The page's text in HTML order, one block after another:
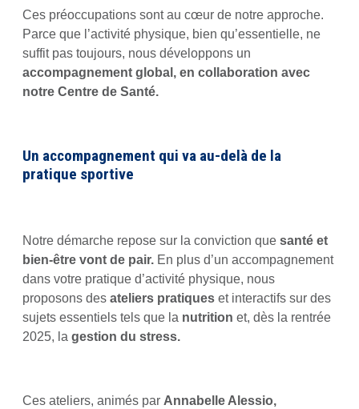
Ces préoccupations sont au cœur de notre approche.
Parce que l’activité physique, bien qu’essentielle, ne
suffit pas toujours, nous développons un
accompagnement global, en collaboration avec
notre Centre de Santé.
Un accompagnement qui va au-delà de la
pratique sportive
Notre démarche repose sur la conviction que santé et
bien-être vont de pair. En plus d’un accompagnement
dans votre pratique d’activité physique, nous
proposons des ateliers pratiques et interactifs sur des
sujets essentiels tels que la nutrition et, dès la rentrée
2025, la gestion du stress.
Ces ateliers, animés par Annabelle Alessio,